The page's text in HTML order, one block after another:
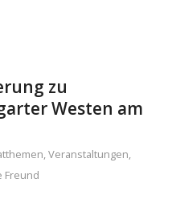
zu
Westen am
,Veranstaltungen,
Freund